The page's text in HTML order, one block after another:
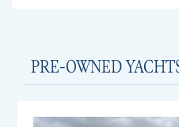
PRE-OWNED